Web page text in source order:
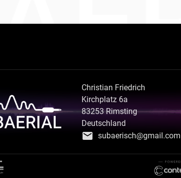
Christian Friedrich
Kirchplatz 6a
83253Rimsting
Deutschland
subaerisch@gmail.com